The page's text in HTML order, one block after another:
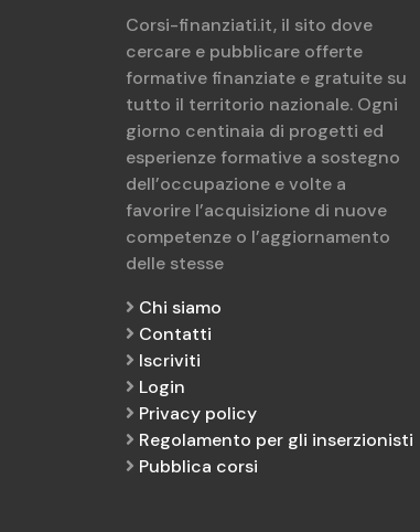
Corsi-finanziati.it, il sito dove
cercare e pubblicare offerte
formative finanziate e gratuite su
tutto il territorio nazionale. Ogni
giorno centinaia di progetti ed
esperienze formative a sostegno
dell’occupazione e volte a
favorire l’acquisizione di nuove
competenze o l’aggiornamento
delle stesse
Chi siamo
Contatti
Iscriviti
Login
Privacy policy
Regolamento per gli inserzionisti
Pubblica corsi